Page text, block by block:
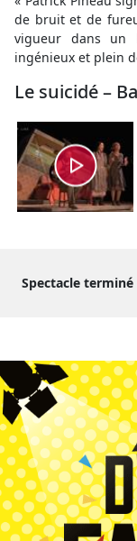
de bruit et de
vigueur dans un
ingénieux et plein
Le suicidé –
Spectacle